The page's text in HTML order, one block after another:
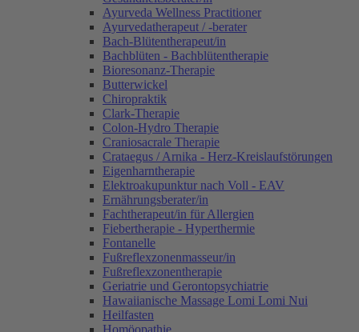
Ayurveda Wellness Practitioner
Ayurvedatherapeut / -berater
Bach-Blütentherapeut/in
Bachblüten - Bachblütentherapie
Bioresonanz-Therapie
Butterwickel
Chiropraktik
Clark-Therapie
Colon-Hydro Therapie
Craniosacrale Therapie
Crataegus / Arnika - Herz-Kreislaufstörungen
Eigenharntherapie
Elektroakupunktur nach Voll - EAV
Ernährungsberater/in
Fachtherapeut/in für Allergien
Fiebertherapie - Hyperthermie
Fontanelle
Fußreflexzonenmasseur/in
Fußreflexzonentherapie
Geriatrie und Gerontopsychiatrie
Hawaiianische Massage Lomi Lomi Nui
Heilfasten
Homöopathie